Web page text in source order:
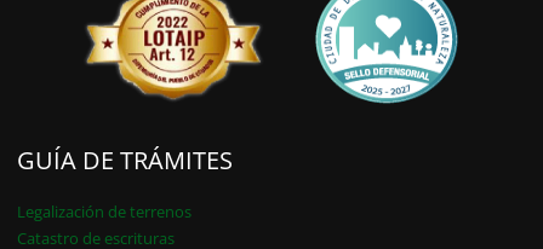
GUÍA DE TRÁMITES
Legalización de terrenos
Catastro de escrituras